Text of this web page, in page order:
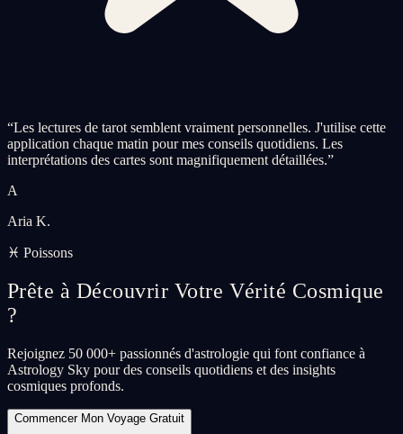
“Les lectures de tarot semblent vraiment personnelles. J'utilise cette
application chaque matin pour mes conseils quotidiens. Les
interprétations des cartes sont magnifiquement détaillées.”
A
Aria K.
♓ Poissons
Prête à Découvrir Votre Vérité Cosmique
?
Rejoignez 50 000+ passionnés d'astrologie qui font confiance à
Astrology Sky pour des conseils quotidiens et des insights
cosmiques profonds.
Commencer Mon Voyage Gratuit